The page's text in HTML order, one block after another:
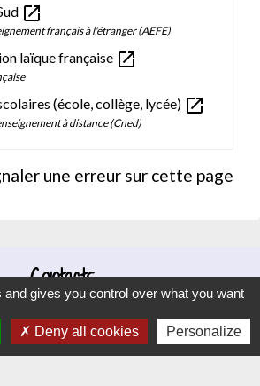
open_in_new
français à l'étranger (AEFE)
laïque française open_in_new
(école, collège, lycée) open_in_new
à distance (Cned)
une erreur sur cette page
Contacts
4 rue Riottes
lès-Dijon - FRANCE
gives you control over what you want
Deny all cookies Personalize